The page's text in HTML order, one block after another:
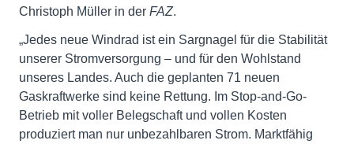
Christoph Müller in der FAZ.
„Jedes neue Windrad ist ein Sargnagel für die Stabilität
unserer Stromversorgung – und für den Wohlstand
unseres Landes. Auch die geplanten 71 neuen
Gaskraftwerke sind keine Rettung. Im Stop-and-Go-
Betrieb mit voller Belegschaft und vollen Kosten
produziert man nur unbezahlbaren Strom. Marktfähig